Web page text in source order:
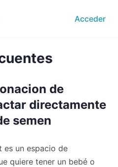
Acceder
de
directamente
semen
es un espacio de
quiere tener un bebé o